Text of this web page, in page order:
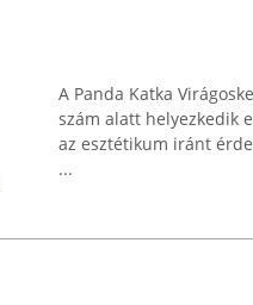
A Panda Katka
szám alatt helyezkedik
az esztétikum iránt
...